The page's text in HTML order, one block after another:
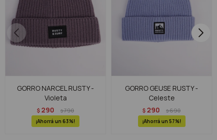
GORRO NARCEL RUSTY -
Violeta
$ 290 $790
63
GORRO GEUSE RUSTY -
Celeste
$ 290 $690
57